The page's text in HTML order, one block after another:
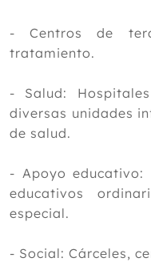
- Centros de
tratamiento.
- Salud:
diversas unidades
de salud.
- Apoyo educativo:
educativos
especial.
- Social: Cárceles,